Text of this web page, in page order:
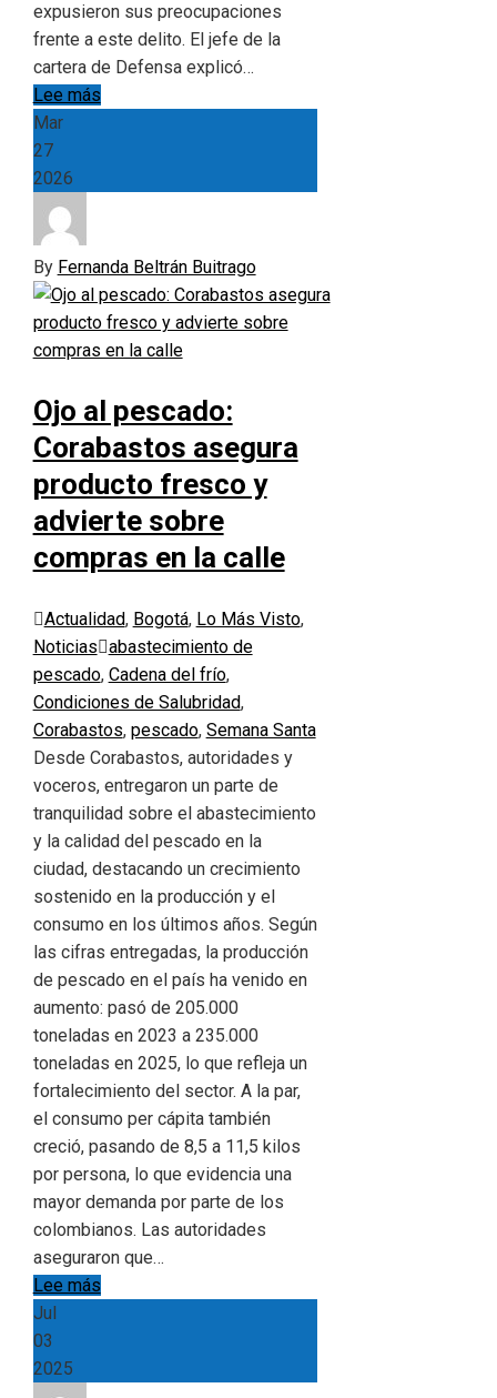
expusieron sus preocupaciones
frente a este delito. El jefe de la
cartera de Defensa explicó…
Lee más
Mar
27
2026
By Fernanda Beltrán Buitrago
Ojo al pescado:
Corabastos asegura
producto fresco y
advierte sobre
compras en la calle
Actualidad, Bogotá, Lo Más Visto,
Noticias abastecimiento de
pescado, Cadena del frío,
Condiciones de Salubridad,
Corabastos, pescado, Semana Santa
Desde Corabastos, autoridades y
voceros, entregaron un parte de
tranquilidad sobre el abastecimiento
y la calidad del pescado en la
ciudad, destacando un crecimiento
sostenido en la producción y el
consumo en los últimos años. Según
las cifras entregadas, la producción
de pescado en el país ha venido en
aumento: pasó de 205.000
toneladas en 2023 a 235.000
toneladas en 2025, lo que refleja un
fortalecimiento del sector. A la par,
el consumo per cápita también
creció, pasando de 8,5 a 11,5 kilos
por persona, lo que evidencia una
mayor demanda por parte de los
colombianos. Las autoridades
aseguraron que…
Lee más
Jul
03
2025